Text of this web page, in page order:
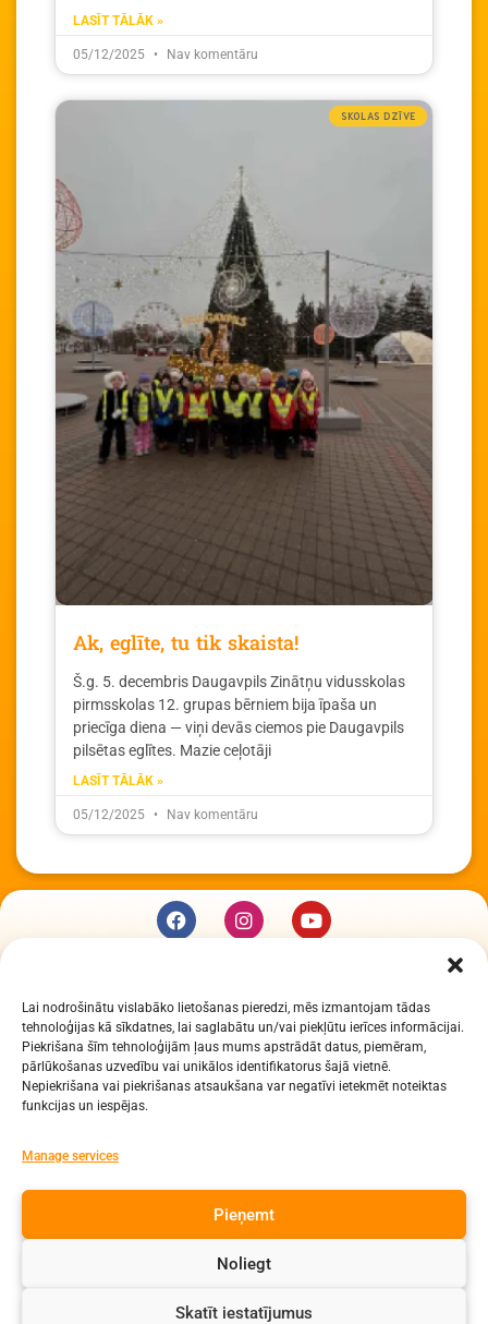
Lai nodrošinātu vislabāko lietošanas pieredzi, mēs izmantojam tādas
tehnoloģijas kā sīkdatnes, lai saglabātu un/vai piekļūtu ierīces informācijai.
Piekrišana šīm tehnoloģijām ļaus mums apstrādāt datus, piemēram,
pārlūkošanas uzvedību vai unikālos identifikatorus šajā vietnē.
Nepiekrišana vai piekrišanas atsaukšana var negatīvi ietekmēt noteiktas
funkcijas un iespējas.
Manage services
Pieņemt
Noliegt
Skatīt iestatījumus
LASĪT TĀLĀK »
05/12/2025 Nav komentāru
SKOLAS DZĪVE
Ak, eglīte, tu tik skaista!
Š.g. 5. decembris Daugavpils Zinātņu vidusskolas
pirmsskolas 12. grupas bērniem bija īpaša un
priecīga diena — viņi devās ciemos pie Daugavpils
pilsētas eglītes. Mazie ceļotāji
LASĪT TĀLĀK »
05/12/2025 Nav komentāru
Daugavpils Zinātņu vidusskola
Raiņa iela 30, Daugavpils, LV-5401
Reģ. Nr. 2713903513 (IZM)
Daugavpils valstspilsētas pašvaldība 90000077325
tālr. Direktors: 65423030,
Lietvedis: 65421923
Visas tiesības aizsargātas